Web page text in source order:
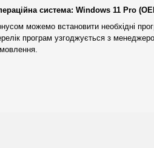
та 3D-моделювання.
з мінімальними затримками,
система: Windows 11 Pro
можемо встановити необхідні
програм узгоджується з